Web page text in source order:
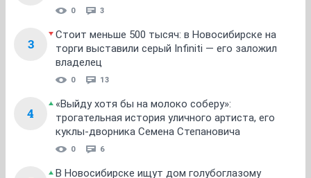
0 3
3
Стоит меньше 500 тысяч: в Новосибирске на
торги выставили серый Infiniti — его заложил
владелец
0 13
4
«Выйду хотя бы на молоко соберу»:
трогательная история уличного артиста, его
куклы-дворника Семена Степановича
0 6
В Новосибирске ищут дом голубоглазому